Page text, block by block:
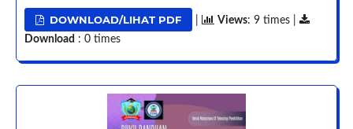
DOWNLOAD/LIHAT PDF Views: 9 times |
Download : 0 times